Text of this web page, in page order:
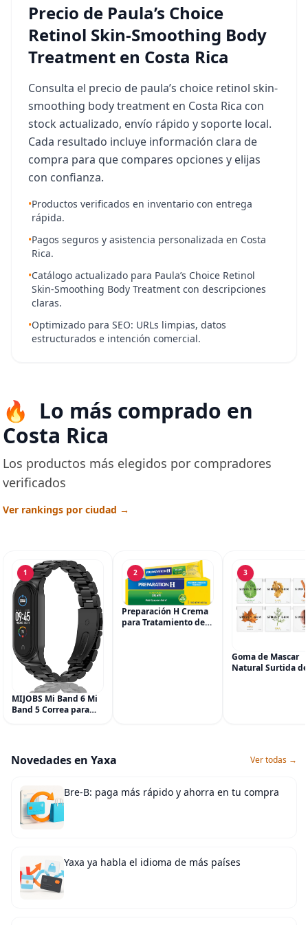
Precio de Paula’s Choice
Retinol Skin-Smoothing Body
Treatment en Costa Rica
Consulta el precio de paula’s choice retinol skin-
smoothing body treatment en Costa Rica con
stock actualizado, envío rápido y soporte local.
Cada resultado incluye información clara de
compra para que compares opciones y elijas
con confianza.
•Productos verificados en inventario con entrega
rápida.
•Pagos seguros y asistencia personalizada en Costa
Rica.
•Catálogo actualizado para Paula’s Choice Retinol
Skin-Smoothing Body Treatment con descripciones
claras.
•Optimizado para SEO: URLs limpias, datos
estructurados e intención comercial.
Lo más comprado en
Costa Rica
Los productos más elegidos por compradores
verificados
Ver rankings por ciudad →
1
MIJOBS Mi Band 6 Mi
Band 5 Correa para
Pulsera de repuesto
de metal para Mi
2
Preparación H Crema
para Tratamiento de
3
Goma de Mascar
Natural Surtida de
Novedades en Yaxa Ver todas →
Bre-B: paga más rápido y ahorra en tu compra
Yaxa ya habla el idioma de más países